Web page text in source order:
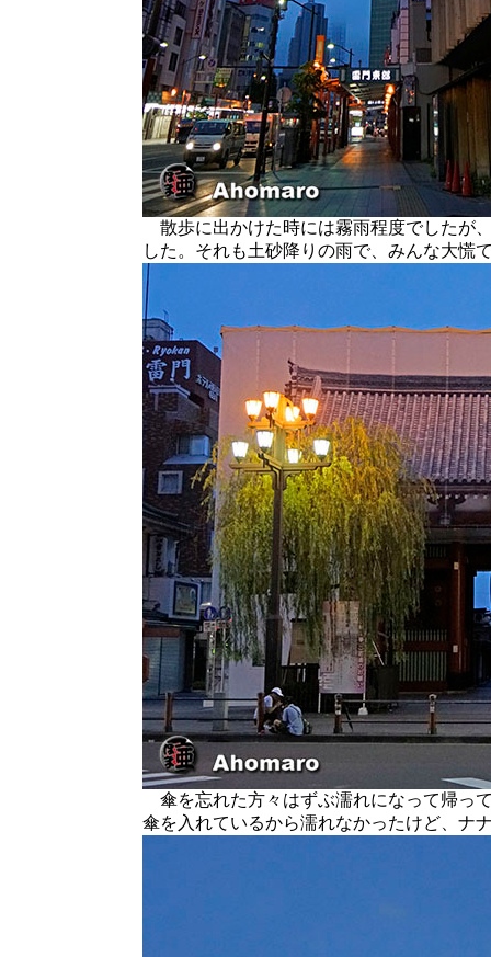
散歩に出かけた時には霧雨程度でしたが
した。それも土砂降りの雨で、みんな大慌
傘を忘れた方々はずぶ濡れになって帰っ
傘を入れているから濡れなかったけど、ナ